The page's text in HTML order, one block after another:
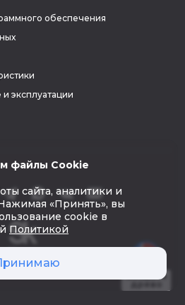
обеспечения
и эксплуатации
файлы Cookie
сайта, аналитики и
«Принять», вы
cookie в
Политикой
Создать